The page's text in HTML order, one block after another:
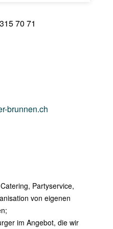
70 71
brunnen.ch
Partyservice,
von eigenen
im Angebot, die wir